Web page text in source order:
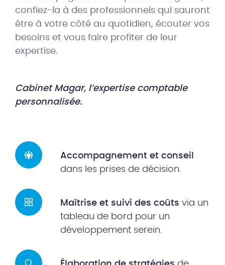
confiez-la à des professionnels qui sauront
être à votre côté au quotidien, écouter vos
besoins et vous faire profiter de leur
expertise.
Cabinet Magar, l’expertise comptable
personnalisée.
Accompagnement et conseil
dans les prises de décision.
Maîtrise et suivi des coûts via un
tableau de bord pour un
développement serein.